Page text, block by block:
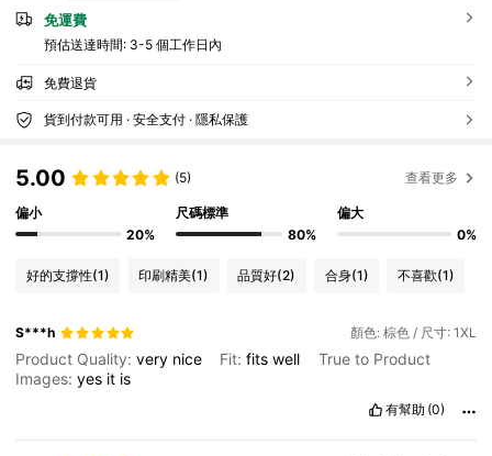
免運費
預估送達時間: 3-5 個工作日內
免費退貨
貨到付款可用 · 安全支付 · 隱私保護
5.00 (5) 查看更多
偏小
20%
尺碼標準
80%
偏大
0%
好的支撐性(1) 印刷精美(1) 品質好(2) 合身(1) 不喜歡(1)
S***h 顏色: 棕色 / 尺寸: 1XL
Product Quality:very nice Fit:fitswell
True to Product
Images:yes it is
有幫助 (0)